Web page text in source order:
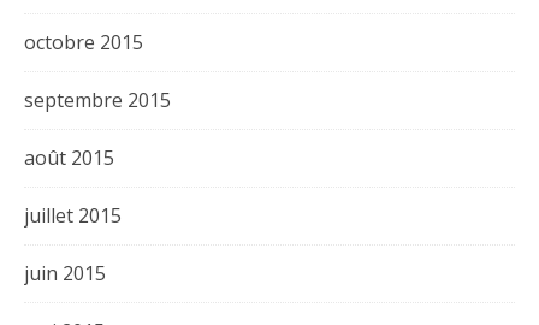
octobre 2015
septembre 2015
août 2015
juillet 2015
juin 2015